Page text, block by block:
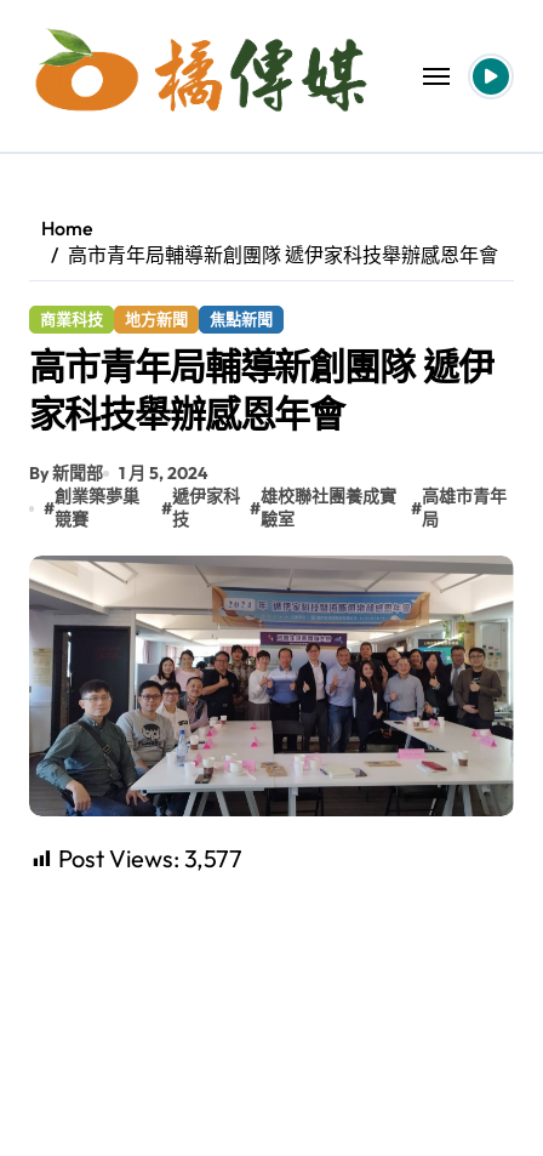
content
Home
高市青年局輔導新創團隊 遞伊家科技舉辦感恩年會
商業科技 地方新聞 焦點新聞
高市青年局輔導新創團隊 遞伊
家科技舉辦感恩年會
By 新聞部
1 月 5, 2024
#
創業築夢巢
競賽
#
遞伊家科
技
#
雄校聯社團養成實
驗室
#
高雄市青年
局
Post Views: 3,577